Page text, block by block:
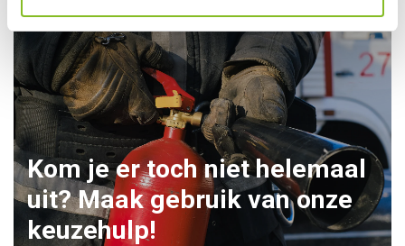
Kom je er toch niet helemaal
uit? Maak gebruik van onze
keuzehulp!